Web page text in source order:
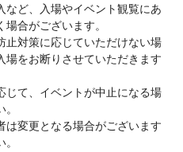
など、入場やイベント観覧にあ
合がございます。
止対策に応じていただけない場
場をお断りさせていただきます
じて、イベントが中止になる場
は変更となる場合がございます